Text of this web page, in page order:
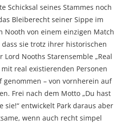
Schicksal seines Stammes noch
Bleiberecht seiner Sippe im
Nooth von einem einzigen Match
sie trotz ihrer historischen
Lord Nooths Starensemble „Real
real existierenden Personen
– von vornherein auf
Frei nach dem Motto „Du hast
sie!“ entwickelt Park daraus aber
wenn auch recht simpel